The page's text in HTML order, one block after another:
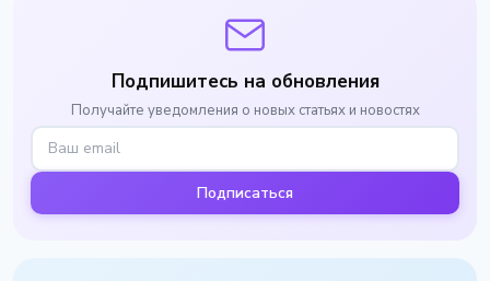
Подпишитесь на обновления
Получайте уведомления о новых статьях и новостях
Подписаться